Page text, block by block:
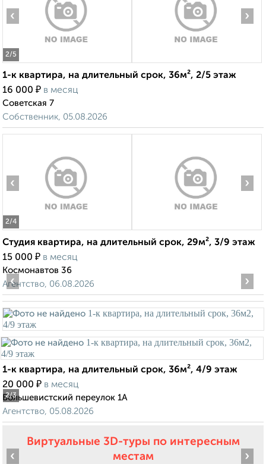
2/5
‹ ›
1-к квартира, на длительный срок, 36м², 2/5 этаж
16 000 ₽ в месяц
Советская 7
Собственник, 05.08.2026
2/4
‹ ›
Студия квартира, на длительный срок, 29м², 3/9 этаж
15 000 ₽ в месяц
Космонавтов 36
Агентство, 06.08.2026
2/3
‹ ›
1-к квартира, на длительный срок, 36м², 4/9 этаж
20 000 ₽ в месяц
Большевистский переулок 1А
Агентство, 05.08.2026
Виртуальные 3D-туры по интересным
местам
‹ ›